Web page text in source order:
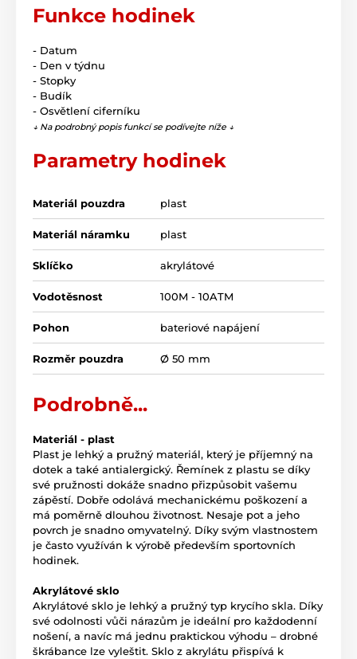
Funkce hodinek
- Datum
- Den v týdnu
- Stopky
- Budík
- Osvětlení ciferníku
↓ Na podrobný popis funkcí se podívejte níže ↓
Parametry hodinek
Materiál pouzdra plast
Materiál náramku plast
Sklíčko akrylátové
Vodotěsnost 100M - 10ATM
Pohon bateriové napájení
Rozměr pouzdra Ø 50 mm
Podrobně...
Materiál - plast
Plast je lehký a pružný materiál, který je příjemný na
dotek a také antialergický. Řemínek z plastu se díky
své pružnosti dokáže snadno přizpůsobit vašemu
zápěstí. Dobře odolává mechanickému poškození a
má poměrně dlouhou životnost. Nesaje pot a jeho
povrch je snadno omyvatelný. Díky svým vlastnostem
je často využíván k výrobě především sportovních
hodinek.
Akrylátové sklo
Akrylátové sklo je lehký a pružný typ krycího skla. Díky
své odolnosti vůči nárazům je ideální pro každodenní
nošení, a navíc má jednu praktickou výhodu – drobné
škrábance lze vyleštit. Sklo z akrylátu přispívá k